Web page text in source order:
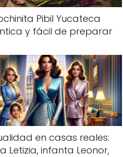
Pibil Yucateca
y fácil de preparar
en casas reales:
Letizia, infanta Leonor,